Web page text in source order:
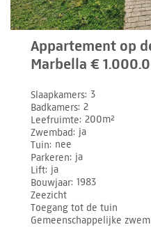
Appartement op
Marbella €
Slaapkamers 3
Badkamers 2
Leefruimte 200m²
Zwembad ja
Tuin nee
Parkeren ja
Lift ja
Bouwjaar 1983
Zeezicht
Toegang tot de tuin
Gemeenschappelijke